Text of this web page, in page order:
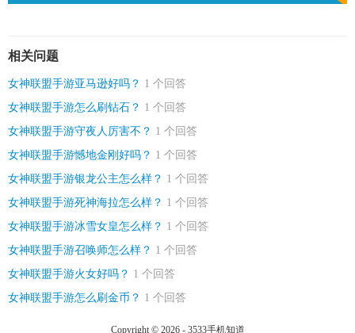
相关问题
女神联盟手游亚马逊好吗？ 1 个回答
女神联盟手游怎么刷钻石？ 1 个回答
女神联盟手游守夜人厉害不？ 1 个回答
女神联盟手游憾地金刚好吗？ 1 个回答
女神联盟手游银龙公主怎么样？ 1 个回答
女神联盟手游死神海拉怎么样？ 1 个回答
女神联盟手游冰雪女皇怎么样？ 1 个回答
女神联盟手游召唤师怎么样？ 1 个回答
女神联盟手游火女好吗？ 1 个回答
女神联盟手游怎么刷金币？ 1 个回答
Copyright © 2026 - 3533手机知道